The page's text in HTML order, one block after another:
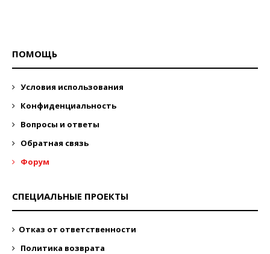
ПОМОЩЬ
Условия использования
Конфиденциальность
Вопросы и ответы
Обратная связь
Форум
СПЕЦИАЛЬНЫЕ ПРОЕКТЫ
Отказ от ответственности
Политика возврата